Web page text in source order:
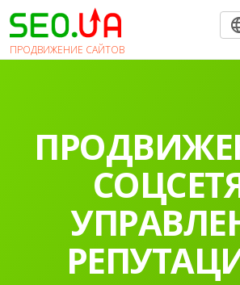
ПРОДВИЖЕНИЕ САЙТОВ